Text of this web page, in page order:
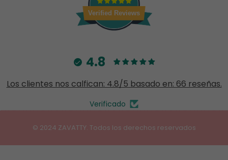
Verified Reviews
4.8
Los clientes nos calfican: 4.8/5 basado en: 66 reseñas.
Verificado
© 2024 ZAVATTY. Todos los derechos reservados